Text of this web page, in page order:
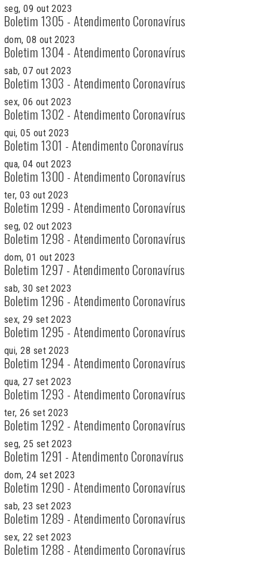
seg, 09 out 2023
Boletim 1305 - Atendimento Coronavírus
dom, 08 out 2023
Boletim 1304 - Atendimento Coronavírus
sab, 07 out 2023
Boletim 1303 - Atendimento Coronavírus
sex, 06 out 2023
Boletim 1302 - Atendimento Coronavírus
qui, 05 out 2023
Boletim 1301 - Atendimento Coronavírus
qua, 04 out 2023
Boletim 1300 - Atendimento Coronavírus
ter, 03 out 2023
Boletim 1299 - Atendimento Coronavírus
seg, 02 out 2023
Boletim 1298 - Atendimento Coronavírus
dom, 01 out 2023
Boletim 1297 - Atendimento Coronavírus
sab, 30 set 2023
Boletim 1296 - Atendimento Coronavírus
sex, 29 set 2023
Boletim 1295 - Atendimento Coronavírus
qui, 28 set 2023
Boletim 1294 - Atendimento Coronavírus
qua, 27 set 2023
Boletim 1293 - Atendimento Coronavírus
ter, 26 set 2023
Boletim 1292 - Atendimento Coronavírus
seg, 25 set 2023
Boletim 1291 - Atendimento Coronavírus
dom, 24 set 2023
Boletim 1290 - Atendimento Coronavírus
sab, 23 set 2023
Boletim 1289 - Atendimento Coronavírus
sex, 22 set 2023
Boletim 1288 - Atendimento Coronavírus